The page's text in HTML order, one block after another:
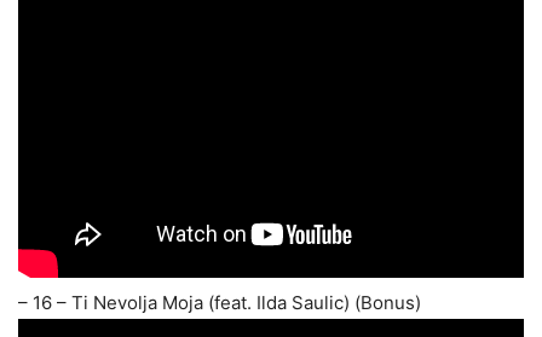
– 16 – Ti Nevolja Moja (feat. Ilda Saulic) (Bonus)